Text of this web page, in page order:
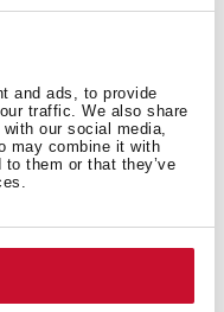
and ads, to provide
traffic. We also share
our social media,
may combine it with
them or that they’ve